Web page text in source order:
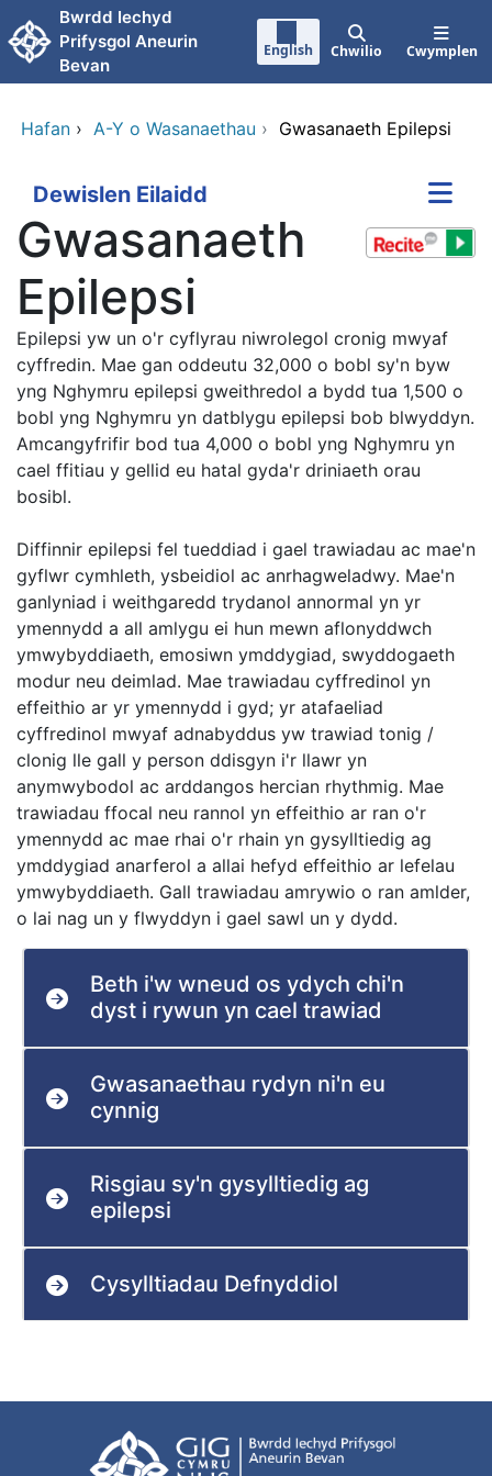
Neidio i'r prif gynnwy
Bwrdd Iechyd
Prifysgol Aneurin
Bevan
English Chwilio Cwymplen
Hafan › A-Y o Wasanaethau › Gwasanaeth Epilepsi
Dewislen Eilaidd
Gwasanaeth
Epilepsi
Epilepsi yw un o'r cyflyrau niwrolegol cronig mwyaf
cyffredin. Mae gan oddeutu 32,000 o bobl sy'n byw
yng Nghymru epilepsi gweithredol a bydd tua 1,500 o
bobl yng Nghymru yn datblygu epilepsi bob blwyddyn.
Amcangyfrifir bod tua 4,000 o bobl yng Nghymru yn
cael ffitiau y gellid eu hatal gyda'r driniaeth orau
bosibl.
Diffinnir epilepsi fel tueddiad i gael trawiadau ac mae'n
gyflwr cymhleth, ysbeidiol ac anrhagweladwy. Mae'n
ganlyniad i weithgaredd trydanol annormal yn yr
ymennydd a all amlygu ei hun mewn aflonyddwch
ymwybyddiaeth, emosiwn ymddygiad, swyddogaeth
modur neu deimlad. Mae trawiadau cyffredinol yn
effeithio ar yr ymennydd i gyd; yr atafaeliad
cyffredinol mwyaf adnabyddus yw trawiad tonig /
clonig lle gall y person ddisgyn i'r llawr yn
anymwybodol ac arddangos hercian rhythmig. Mae
trawiadau ffocal neu rannol yn effeithio ar ran o'r
ymennydd ac mae rhai o'r rhain yn gysylltiedig ag
ymddygiad anarferol a allai hefyd effeithio ar lefelau
ymwybyddiaeth. Gall trawiadau amrywio o ran amlder,
o lai nag un y flwyddyn i gael sawl un y dydd.
Beth i'w wneud os ydych chi'n
dyst i rywun yn cael trawiad
Gwasanaethau rydyn ni'n eu
cynnig
Risgiau sy'n gysylltiedig ag
epilepsi
Cysylltiadau Defnyddiol